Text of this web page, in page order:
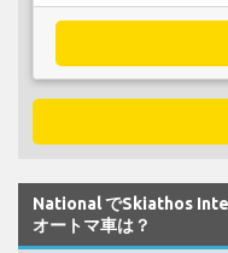
National でSkiathos
オートマ車は？